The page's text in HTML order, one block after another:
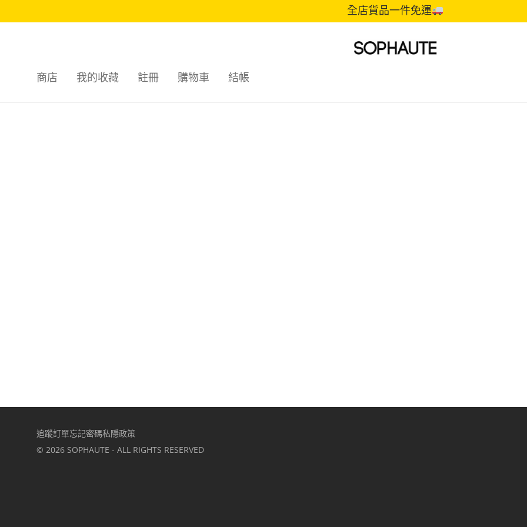
全店貨品一件免運
商店 我的收藏 註冊 購物車 結帳
追蹤訂單忘記密碼私隱政策
© 2026 SOPHAUTE - ALL RIGHTS RESERVED